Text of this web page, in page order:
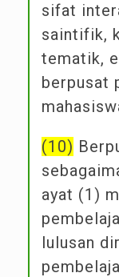
sifat
saintifik,
tematik,
berpusat
(10)
ayat (1)
lulusan